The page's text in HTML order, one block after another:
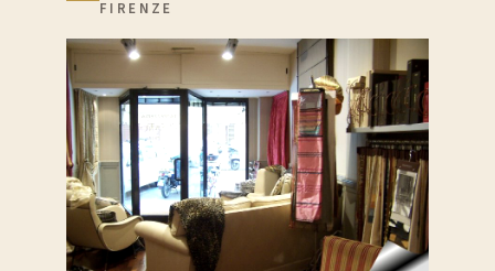
FIRENZE